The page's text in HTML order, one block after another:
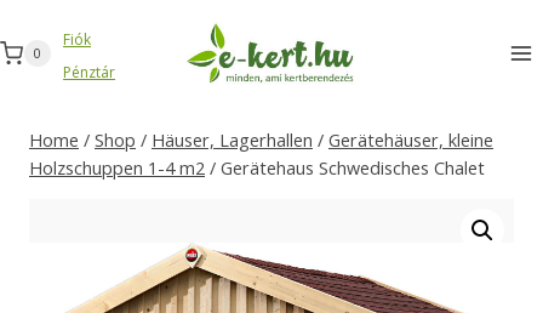
Inhalt
springen
0
Fiók
Pénztár
Home / Shop / Häuser, Lagerhallen / Gerätehäuser, kleine
Holzschuppen 1-4 m2 / Gerätehaus Schwedisches Chalet